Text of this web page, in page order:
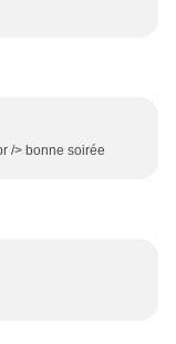
/> bonne soirée